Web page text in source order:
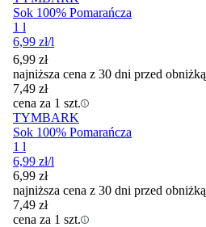
Sok 100% Pomarańcza
1 l
6,99 zł/l
6,99 zł
najniższa cena z 30 dni przed obniżką
7,49 zł
cena za 1 szt.
TYMBARK
Sok 100% Pomarańcza
1 l
6,99 zł/l
6,99 zł
najniższa cena z 30 dni przed obniżką
7,49 zł
cena za 1 szt.